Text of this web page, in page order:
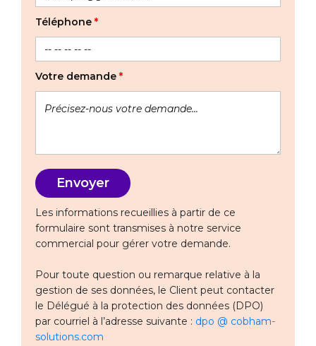
Téléphone *
Votre demande *
Les informations recueillies à partir de ce
formulaire sont transmises à notre service
commercial pour gérer votre demande.
Pour toute question ou remarque relative à la
gestion de ses données, le Client peut contacter
le Délégué à la protection des données (DPO)
par courriel à l’adresse suivante : dpo @ cobham-
solutions.com